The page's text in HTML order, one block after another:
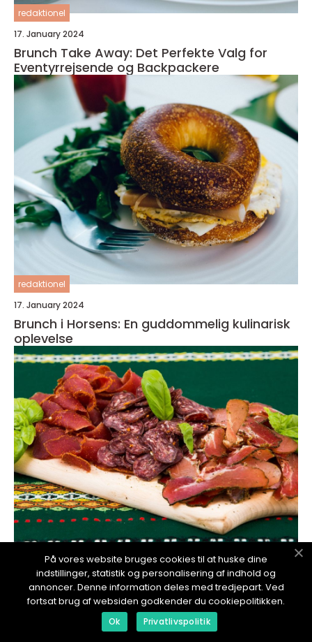
redaktionel
17. January 2024
Brunch Take Away: Det Perfekte Valg for
Eventyrrejsende og Backpackere
redaktionel
17. January 2024
Brunch i Horsens: En guddommelig kulinarisk
oplevelse
redaktionel
17. January 2024
Brunch Svendborg: En fantastisk kulinarisk
oplevelse i hjertet af Danmark
På vores website bruges cookies til at huske dine
indstillinger, statistik og personalisering af indhold og
annoncer. Denne information deles med tredjepart. Ved
fortsat brug af websiden godkender du cookiepolitikken.
Ok Privatlivspolitik